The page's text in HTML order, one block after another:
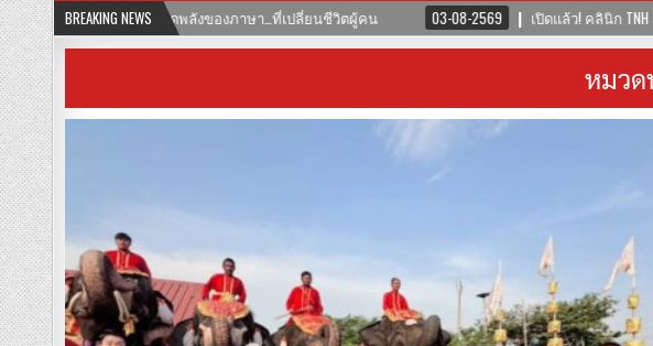
BREAKING NEWS
คน 03-08-2569 เปิดแล้ว! คลินิก TNH แพทย์แผนจีนและแพทย์แผนไทย พร้อมให้บริการสุขภาพ
หมว